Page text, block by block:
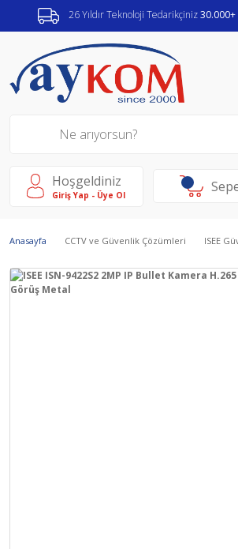
26 Yıldır Teknoloji Tedarikçiniz
Hoşgeldiniz
Giriş Yap - Üye Ol
Anasayfa CCTV ve Güvenlik Çözümleri ISEE